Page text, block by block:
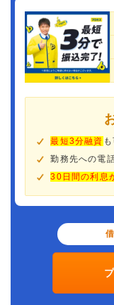
最短3分融資
勤務先への電
30日間の利息